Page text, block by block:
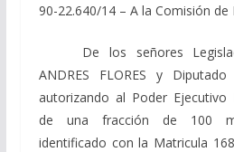
90-22.640/14 – A la Comisión de
De los señores
ANDRES FLORES y
autorizando al Poder Ejecutivo
de una fracción de 100
identificado con la Matricula